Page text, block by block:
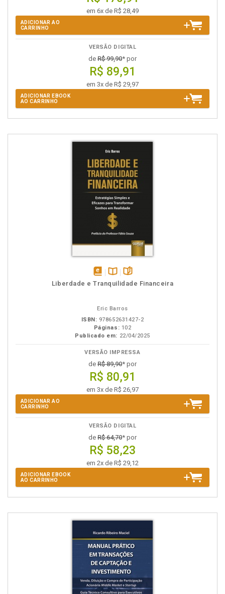
em 6x de R$ 28,49
ADICIONAR AO
CARRINHO
VERSÃO DIGITAL
de R$ 99,90* por
R$ 89,91
em 3x de R$ 29,97
ADICIONAR EBOOK
AO CARRINHO
disponível
Disponível
páginas
Liberdade e Tranquilidade Financeira
Eric Barros
ISBN: 978652631427-2
Páginas: 102
Publicado em: 22/04/2025
VERSÃO IMPRESSA
de R$ 89,90* por
R$ 80,91
em 3x de R$ 26,97
ADICIONAR AO
CARRINHO
VERSÃO DIGITAL
de R$ 64,70* por
R$ 58,23
em 2x de R$ 29,12
ADICIONAR EBOOK
AO CARRINHO